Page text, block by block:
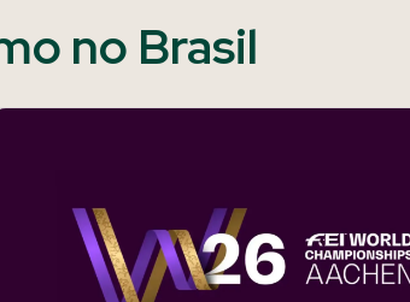
no Brasil